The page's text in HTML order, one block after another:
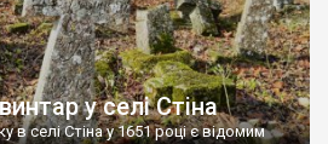
у селі Стіна
в селі Стіна у 1651 році є відомим